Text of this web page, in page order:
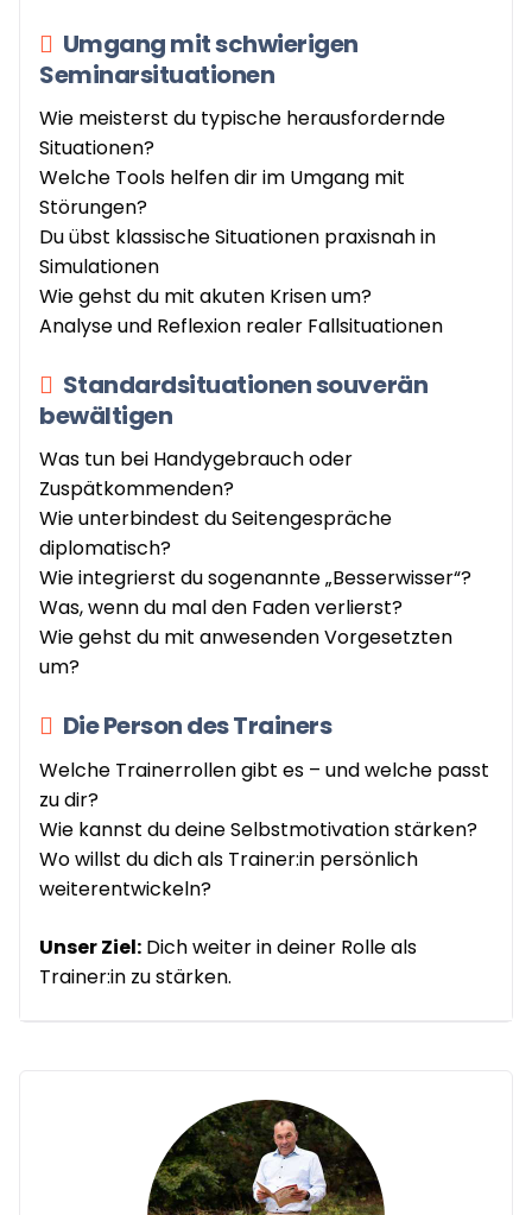
Umgang mit schwierigen
Seminarsituationen
Wie meisterst du typische herausfordernde
Situationen?
Welche Tools helfen dir im Umgang mit
Störungen?
Du übst klassische Situationen praxisnah in
Simulationen
Wie gehst du mit akuten Krisen um?
Analyse und Reflexion realer Fallsituationen
Standardsituationen souverän
bewältigen
Was tun bei Handygebrauch oder
Zuspätkommenden?
Wie unterbindest du Seitengespräche
diplomatisch?
Wie integrierst du sogenannte „Besserwisser“?
Was, wenn du mal den Faden verlierst?
Wie gehst du mit anwesenden Vorgesetzten
um?
Die Person des Trainers
Welche Trainerrollen gibt es – und welche passt
zu dir?
Wie kannst du deine Selbstmotivation stärken?
Wo willst du dich als Trainer:in persönlich
weiterentwickeln?
Unser Ziel: Dich weiter in deiner Rolle als
Trainer:in zu stärken.